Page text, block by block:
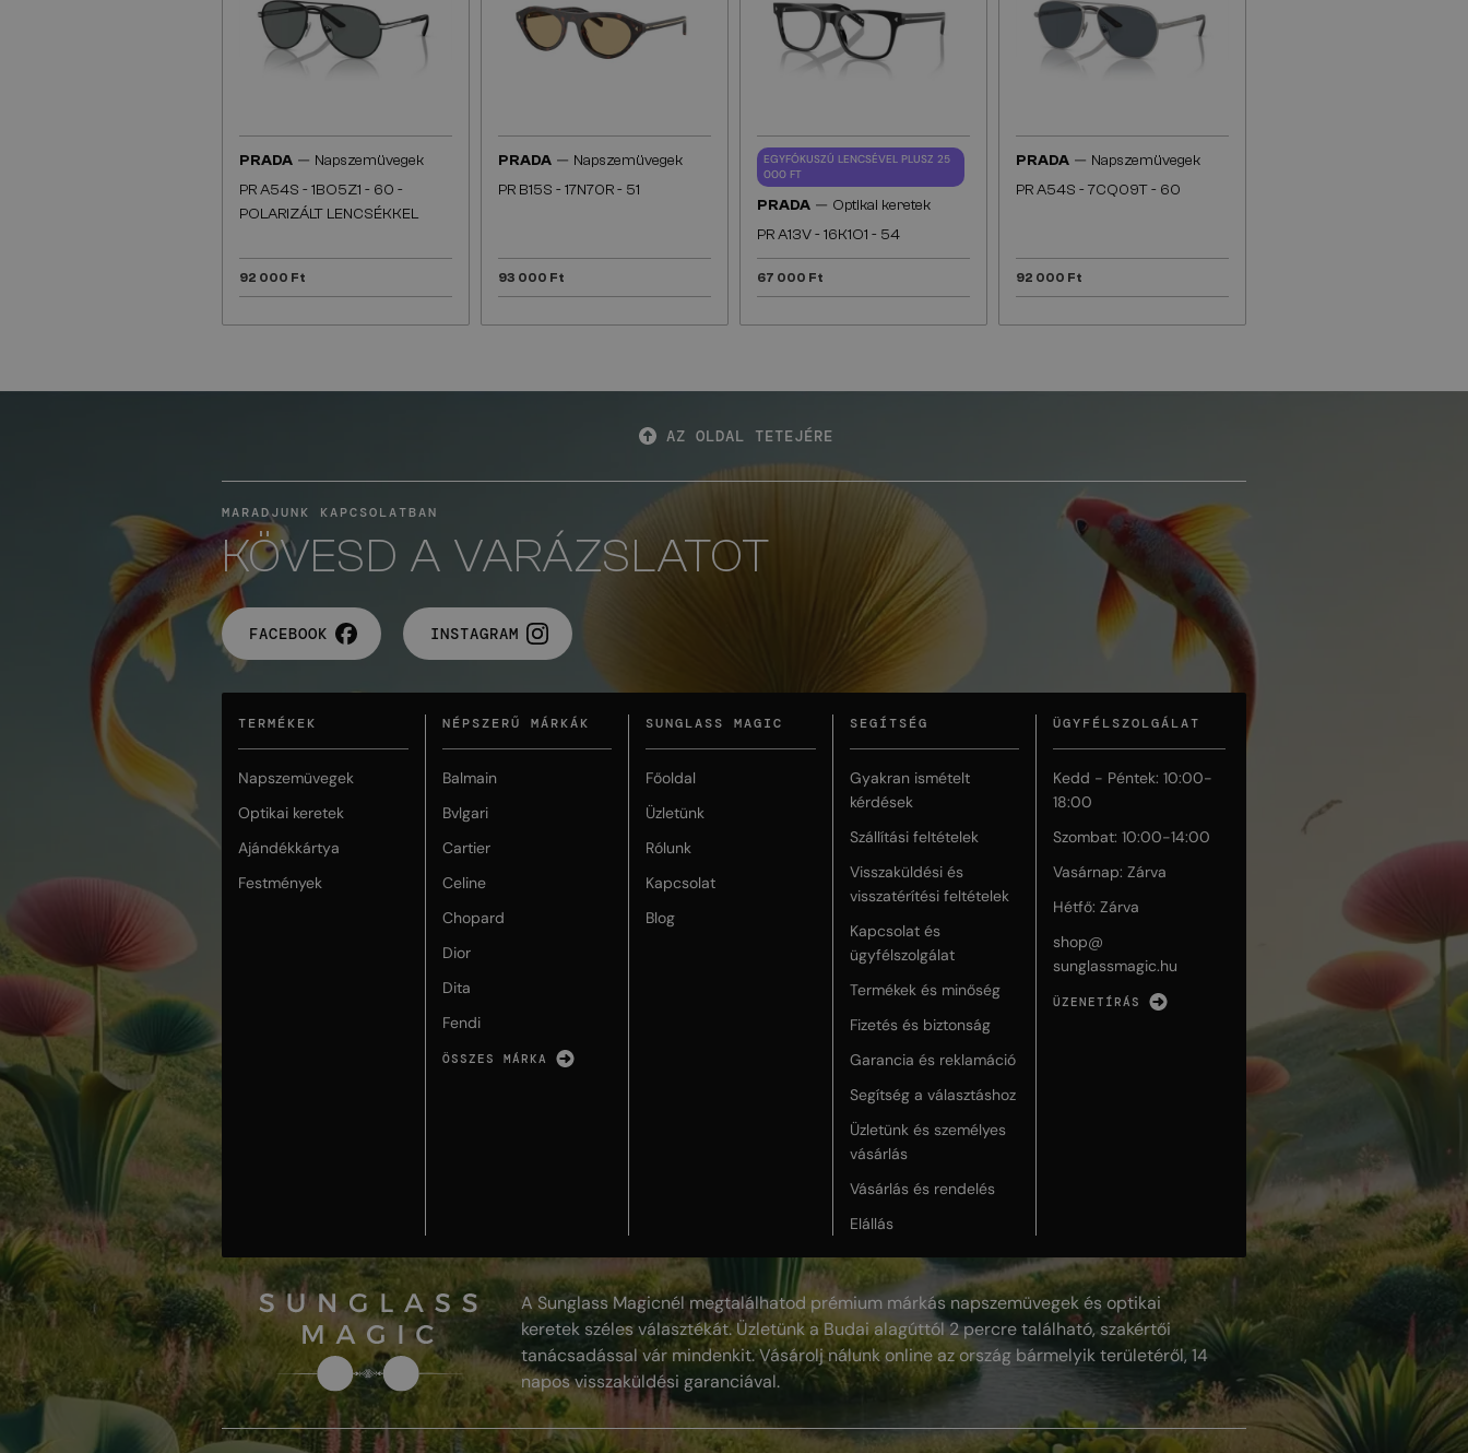
PRADA — Napszemüvegek
PR A54S - 1BO5Z1 - 60 -
POLARIZÁLT LENCSÉKKEL
92 000 Ft
PRADA — Napszemüvegek
PR B15S - 17N70R - 51
93 000 Ft
EGYFÓKUSZÚ LENCSÉVEL PLUSZ 25
000 FT
PRADA — Optikai keretek
PR A13V - 16K1O1 - 54
67 000 Ft
PRADA — Napszemüvegek
PR A54S - 7CQ09T - 60
92 000 Ft
AZ OLDAL TETEJÉRE
MARADJUNK KAPCSOLATBAN
KÖVESD A VARÁZSLATOT
FACEBOOK INSTAGRAM
TERMÉKEK
Napszemüvegek
Optikai keretek
Ajándékkártya
Festmények
NÉPSZERŰ MÁRKÁK
Balmain
Bvlgari
Cartier
Celine
Chopard
Dior
Dita
Fendi
ÖSSZES MÁRKA
SUNGLASS MAGIC
Főoldal
Üzletünk
Rólunk
Kapcsolat
Blog
SEGÍTSÉG
Gyakran ismételt
kérdések
Szállítási feltételek
Visszaküldési és
visszatérítési feltételek
Kapcsolat és
ügyfélszolgálat
Termékek és minőség
Fizetés és biztonság
Garancia és reklamáció
Segítség a választáshoz
Üzletünk és személyes
vásárlás
Vásárlás és rendelés
Elállás
ÜGYFÉLSZOLGÁLAT
Kedd - Péntek: 10:00-
18:00
Szombat: 10:00-14:00
Vasárnap: Zárva
Hétfő: Zárva
shop@
sunglassmagic.hu
ÜZENETÍRÁS
A Sunglass Magicnél megtalálhatod prémium márkás napszemüvegek és optikai
keretek széles választékát. Üzletünk a Budai alagúttól 2 percre található, szakértői
tanácsadással vár mindenkit. Vásárolj nálunk online az ország bármelyik területéről, 14
napos visszaküldési garanciával.